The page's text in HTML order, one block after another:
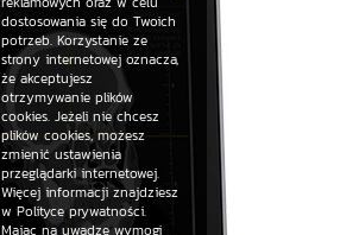
dostosowania się do Twoich
potrzeb. Korzystanie ze
strony internetowej oznacza,
że akceptujesz
otrzymywanie plików
cookies. Jeżeli nie chcesz
plików cookies, możesz
zmienić ustawienia
przeglądarki internetowej.
Więcej informacji znajdziesz
w Polityce prywatności.
Mając na uwadze wymogi